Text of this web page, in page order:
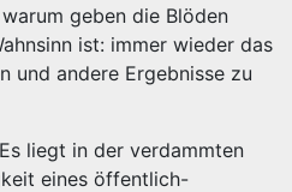
geben die Blöden
ist: immer wieder das
und andere Ergebnisse zu
liegt in der verdammten
eines öffentlich-